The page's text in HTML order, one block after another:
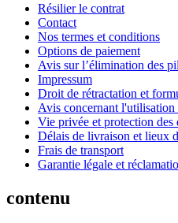
Résilier le contrat
Contact
Nos termes et conditions
Options de paiement
Avis sur l’élimination des
Impressum
Droit de rétractation et
Avis concernant
Vie privée et protection des
Délais de livraison et lieux
Frais de transport
Garantie légale et
contenu